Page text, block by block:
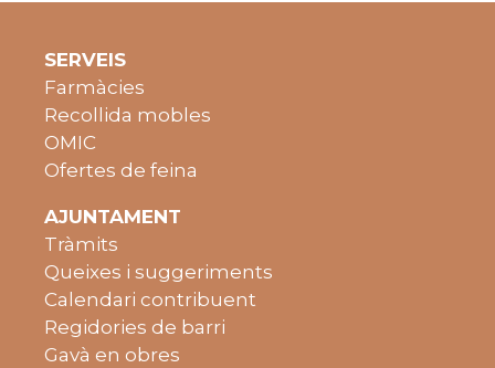
SERVEIS
Farmàcies
Recollida mobles
OMIC
Ofertes de feina
AJUNTAMENT
Tràmits
Queixes i suggeriments
Calendari contribuent
Regidories de barri
Gavà en obres